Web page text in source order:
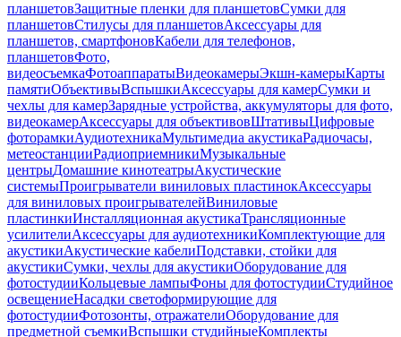
планшетовЗащитные пленки для планшетовСумки для
планшетовСтилусы для планшетовАксессуары для
планшетов, смартфоновКабели для телефонов,
планшетовФото,
видеосъемкаФотоаппаратыВидеокамерыЭкшн-камерыКарты
памятиОбъективыВспышкиАксессуары для камерСумки и
чехлы для камерЗарядные устройства, аккумуляторы для фото,
видеокамерАксессуары для объективовШтативыЦифровые
фоторамкиАудиотехникаМультимедиа акустикаРадиочасы,
метеостанцииРадиоприемникиМузыкальные
центрыДомашние кинотеатрыАкустические
системыПроигрыватели виниловых пластинокАксессуары
для виниловых проигрывателейВиниловые
пластинкиИнсталляционная акустикаТрансляционные
усилителиАксессуары для аудиотехникиКомплектующие для
акустикиАкустические кабелиПодставки, стойки для
акустикиСумки, чехлы для акустикиОборудование для
фотостудииКольцевые лампыФоны для фотостудииСтудийное
освещениеНасадки светоформирующие для
фотостудииФотозонты, отражателиОборудование для
предметной съемкиВспышки студийныеКомплекты